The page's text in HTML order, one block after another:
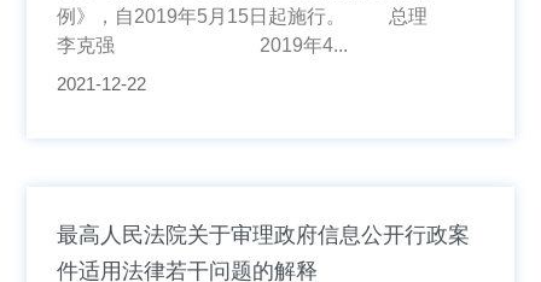
例》，自2019年5月15日起施行。 总理
李克强 2019年4...
2021-12-22
最高人民法院关于审理政府信息公开行政案
件适用法律若干问题的解释